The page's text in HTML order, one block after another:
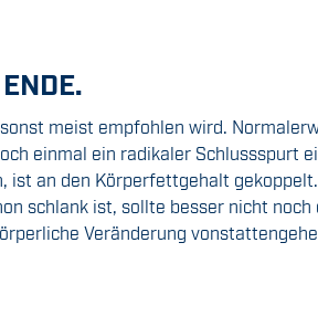
meist empfohlen wird.
einmal ein radikaler
ist an den Körperfettgehalt
schlank ist, sollte besser nicht
Veränderung